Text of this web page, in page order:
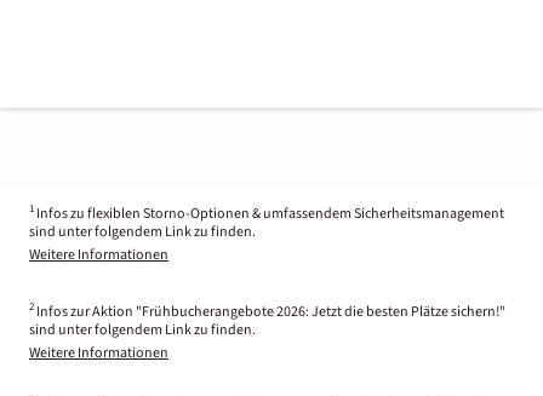
1 Infos zu flexiblen Storno-Optionen & umfassendem Sicherheitsmanagement
sind unter folgendem Link zu finden.
Weitere Informationen
2 Infos zur Aktion "Frühbucherangebote 2026: Jetzt die besten Plätze sichern!"
sind unter folgendem Link zu finden.
Weitere Informationen